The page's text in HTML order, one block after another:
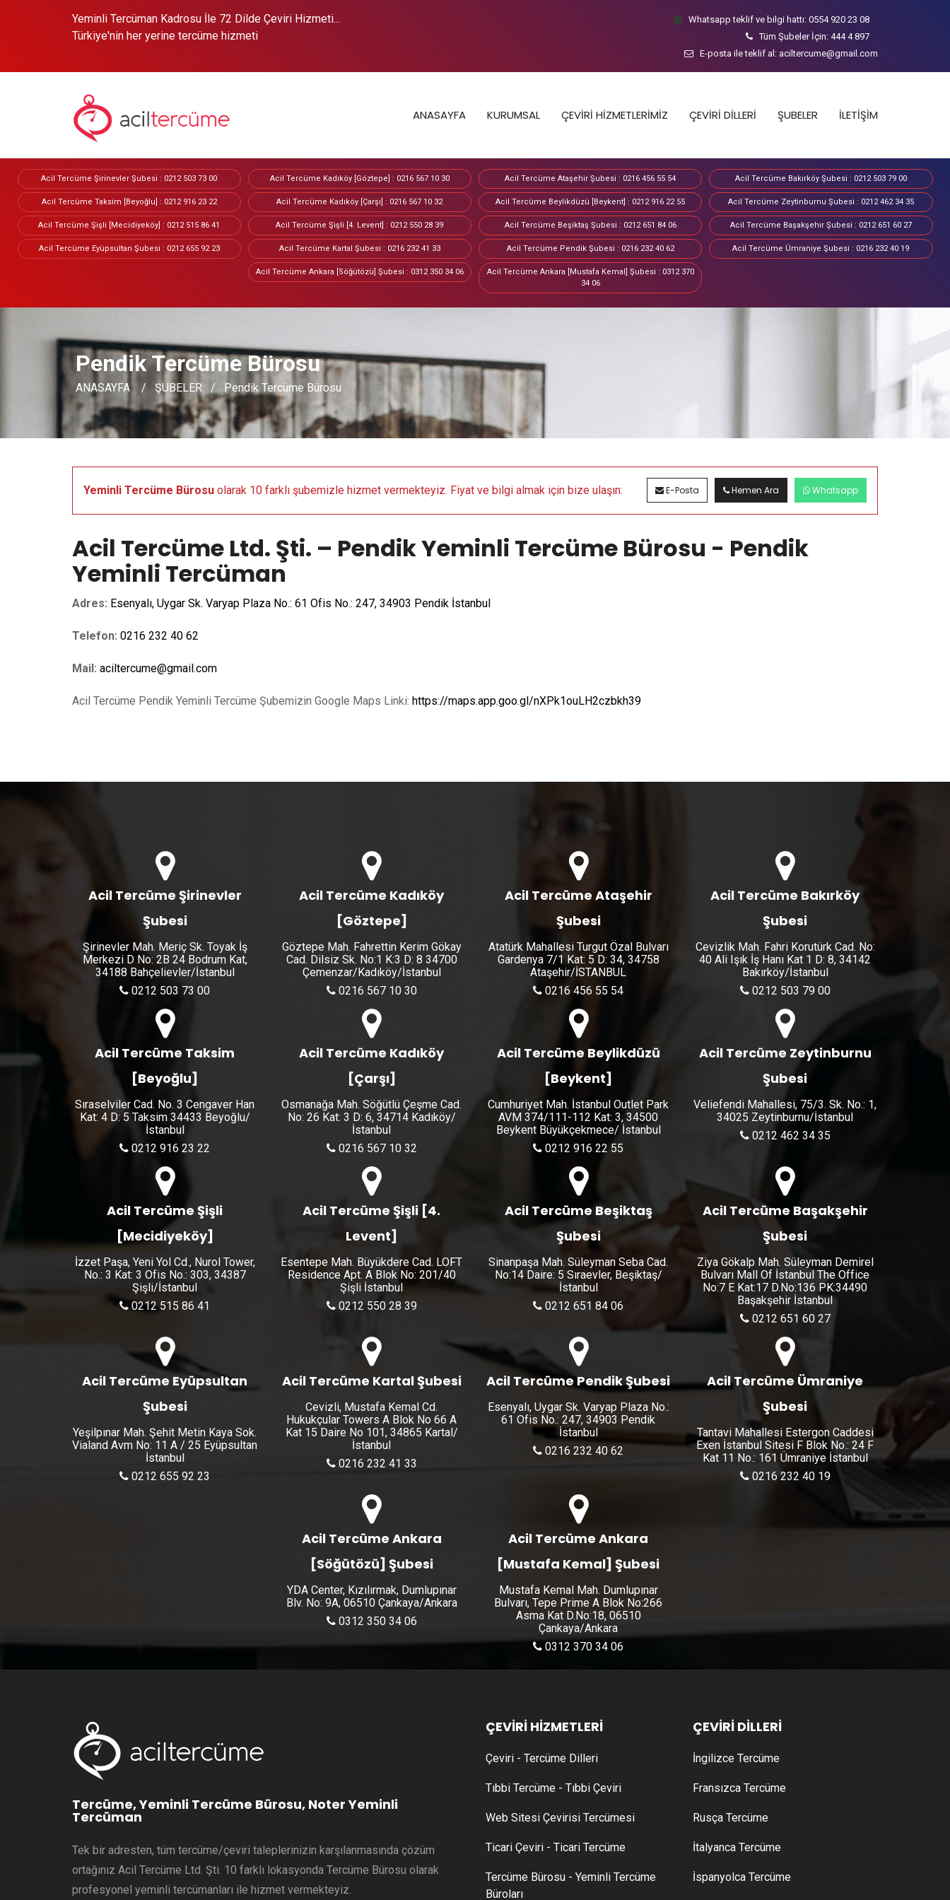
Yeminli Tercüman Kadrosu İle 72 Dilde Çeviri Hizmeti...
Türkiye'nin her yerine tercüme hizmeti
Whatsapp teklif ve bilgi hattı: 0554 920 23 08
Tüm Şubeler İçin: 444 4 897
E-posta ile teklif al: aciltercume@gmail.com
ANASAYFA KURUMSAL ÇEVİRİ HİZMETLERİMİZ ÇEVİRİ DİLLERİ ŞUBELER İLETİŞİM
Acil Tercüme Şirinevler Şubesi : 0212 503 73 00 Acil Tercüme Kadıköy [Göztepe] : 0216 567 10 30 Acil Tercüme Ataşehir Şubesi : 0216 456 55 54 Acil Tercüme Bakırköy Şubesi : 0212 503 79 00
Acil Tercüme Taksim [Beyoğlu] : 0212 916 23 22 Acil Tercüme Kadıköy [Çarşı] : 0216 567 10 32 Acil Tercüme Beylikdüzü [Beykent] : 0212 916 22 55 Acil Tercüme Zeytinburnu Şubesi : 0212 462 34 35
Acil Tercüme Şişli [Mecidiyeköy] : 0212 515 86 41 Acil Tercüme Şişli [4. Levent] : 0212 550 28 39 Acil Tercüme Beşiktaş Şubesi : 0212 651 84 06 Acil Tercüme Başakşehir Şubesi : 0212 651 60 27
Acil Tercüme Eyüpsultan Şubesi : 0212 655 92 23 Acil Tercüme Kartal Şubesi : 0216 232 41 33 Acil Tercüme Pendik Şubesi : 0216 232 40 62 Acil Tercüme Ümraniye Şubesi : 0216 232 40 19
Acil Tercüme Ankara [Söğütözü] Şubesi : 0312 350 34 06
Acil Tercüme Ankara [Mustafa Kemal] Şubesi : 0312 370
34 06
Pendik Tercüme Bürosu
ANASAYFA ŞUBELER Pendik Tercüme Bürosu
Yeminli Tercüme Bürosu olarak 10 farklı şubemizle hizmet vermekteyiz. Fiyat ve bilgi almak için bize ulaşın: Whatsapp
Hemen Ara
E-Posta
Acil Tercüme Ltd. Şti. – Pendik Yeminli Tercüme Bürosu - Pendik
Yeminli Tercüman
Adres: Esenyalı, Uygar Sk. Varyap Plaza No.: 61 Ofis No.: 247, 34903 Pendik İstanbul
Telefon: 0216 232 40 62
Mail: aciltercume@gmail.com
Acil Tercüme Pendik Yeminli Tercüme Şubemizin Google Maps Linki: https://maps.app.goo.gl/nXPk1ouLH2czbkh39
Acil Tercüme Şirinevler
Şubesi
Şirinevler Mah. Meriç Sk. Toyak İş
Merkezi D No: 2B 24 Bodrum Kat,
34188 Bahçelievler/İstanbul
0212 503 73 00
Acil Tercüme Kadıköy
[Göztepe]
Göztepe Mah. Fahrettin Kerim Gökay
Cad. Dilsiz Sk. No:1 K:3 D: 8 34700
Çemenzar/Kadıköy/İstanbul
0216 567 10 30
Acil Tercüme Ataşehir
Şubesi
Atatürk Mahallesi Turgut Özal Bulvarı
Gardenya 7/1 Kat: 5 D: 34, 34758
Ataşehir/İSTANBUL
0216 456 55 54
Acil Tercüme Bakırköy
Şubesi
Cevizlik Mah. Fahri Korutürk Cad. No:
40 Ali Işık İş Hanı Kat 1 D: 8, 34142
Bakırköy/İstanbul
0212 503 79 00
Acil Tercüme Taksim
[Beyoğlu]
Sıraselviler Cad. No. 3 Cengaver Han
Kat: 4 D: 5 Taksim 34433 Beyoğlu/
İstanbul
0212 916 23 22
Acil Tercüme Kadıköy
[Çarşı]
Osmanağa Mah. Söğütlü Çeşme Cad.
No: 26 Kat: 3 D: 6, 34714 Kadıköy/
İstanbul
0216 567 10 32
Acil Tercüme Beylikdüzü
[Beykent]
Cumhuriyet Mah. İstanbul Outlet Park
AVM 374/111-112 Kat: 3, 34500
Beykent Büyükçekmece/ İstanbul
0212 916 22 55
Acil Tercüme Zeytinburnu
Şubesi
Veliefendi Mahallesi, 75/3. Sk. No.: 1,
34025 Zeytinburnu/İstanbul
0212 462 34 35
Acil Tercüme Şişli
[Mecidiyeköy]
İzzet Paşa, Yeni Yol Cd., Nurol Tower,
No.: 3 Kat: 3 Ofis No.: 303, 34387
Şişli/İstanbul
0212 515 86 41
Acil Tercüme Şişli [4.
Levent]
Esentepe Mah. Büyükdere Cad. LOFT
Residence Apt. A Blok No: 201/40
Şişli İstanbul
0212 550 28 39
Acil Tercüme Beşiktaş
Şubesi
Sinanpaşa Mah. Süleyman Seba Cad.
No:14 Daire: 5 Sıraevler, Beşiktaş/
İstanbul
0212 651 84 06
Acil Tercüme Başakşehir
Şubesi
Ziya Gökalp Mah. Süleyman Demirel
Bulvarı Mall Of İstanbul The Office
No:7 E Kat:17 D.No:136 PK:34490
Başakşehir İstanbul
0212 651 60 27
Acil Tercüme Eyüpsultan
Şubesi
Yeşilpınar Mah. Şehit Metin Kaya Sok.
Vialand Avm No: 11 A / 25 Eyüpsultan
İstanbul
0212 655 92 23
Acil Tercüme Kartal Şubesi
Cevizli, Mustafa Kemal Cd.
Hukukçular Towers A Blok No 66 A
Kat 15 Daire No 101, 34865 Kartal/
İstanbul
0216 232 41 33
Acil Tercüme Pendik Şubesi
Esenyalı, Uygar Sk. Varyap Plaza No.:
61 Ofis No.: 247, 34903 Pendik
İstanbul
0216 232 40 62
Acil Tercüme Ümraniye
Şubesi
Tantavi Mahallesi Estergon Caddesi
Exen İstanbul Sitesi F Blok No.: 24 F
Kat 11 No.: 161 Ümraniye İstanbul
0216 232 40 19
Acil Tercüme Ankara
[Söğütözü] Şubesi
YDA Center, Kızılırmak, Dumlupınar
Blv. No: 9A, 06510 Çankaya/Ankara
0312 350 34 06
Acil Tercüme Ankara
[Mustafa Kemal] Şubesi
Mustafa Kemal Mah. Dumlupınar
Bulvarı, Tepe Prime A Blok No:266
Asma Kat D.No:18, 06510
Çankaya/Ankara
0312 370 34 06
Tercüme, Yeminli Tercüme Bürosu, Noter Yeminli
Tercüman
Tek bir adresten, tüm tercüme/çeviri taleplerinizin karşılanmasında çözüm
ortağınız Acil Tercüme Ltd. Şti. 10 farklı lokasyonda Tercüme Bürosu olarak
profesyonel yeminli tercümanları ile hizmet vermekteyiz.
ÇEVİRİ HİZMETLERİ
Çeviri - Tercüme Dilleri
Tıbbi Tercüme - Tıbbi Çeviri
Web Sitesi Çevirisi Tercümesi
Ticari Çeviri - Ticari Tercüme
Tercüme Bürosu - Yeminli Tercüme
Büroları
ÇEVİRİ DİLLERİ
İngilizce Tercüme
Fransızca Tercüme
Rusça Tercüme
İtalyanca Tercüme
İspanyolca Tercüme